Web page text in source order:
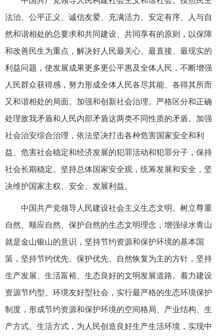
法治、公平正义、诚信友爱、充满活力、安定有序、人与自
然和谐相处的总要求和共同建设、共同享有的原则，以保障
和改善民生为重点，解决好人民最关心、最直接、最现实的
利益问题，使发展成果更多更公平惠及全体人民，不断增强
人民群众获得感，努力形成全体人民各尽其能、各得其所而
又和谐相处的局面。加强和创新社会治理。严格区分和正确
处理敌我矛盾和人民内部矛盾这两类不同性质的矛盾。加强
社会治安综合治理，依法坚决打击各种危害国家安全和利
益、危害社会稳定和经济发展的犯罪活动和犯罪分子，保持
社会长期稳定。坚持总体国家安全观，统筹发展和安全，坚
决维护国家主权、安全、发展利益。
中国共产党领导人民建设社会主义生态文明。树立尊重
自然、顺应自然、保护自然的生态文明理念，增强绿水青山
就是金山银山的意识，坚持节约资源和保护环境的基本国
策，坚持节约优先、保护优先、自然恢复为主的方针，坚持
生产发展、生活富裕、生态良好的文明发展道路。着力建设
资源节约型、环境友好型社会，实行最严格的生态环境保护
制度，形成节约资源和保护环境的空间格局、产业结构、生
产方式、生活方式，为人民创造良好生产生活环境，实现中